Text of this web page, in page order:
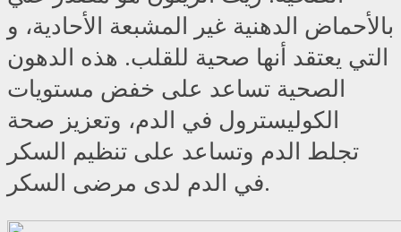
بالأحماض الدهنية غير المشبعة الأحادية، و
التي يعتقد أنها صحية للقلب. هذه الدهون
الصحية تساعد على خفض مستويات
الكوليسترول في الدم، وتعزيز صحة
تجلط الدم وتساعد على تنظيم السكر
في الدم لدى مرضى السكر.